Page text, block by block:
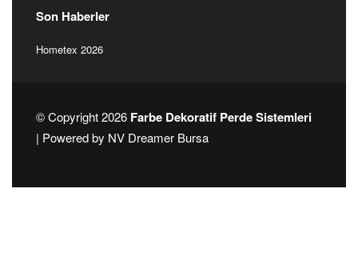
Son Haberler
Hometex 2026
© Copyright 2026 Farbe Dekoratif Perde Sistemleri
| Powered by NV Dreamer Bursa